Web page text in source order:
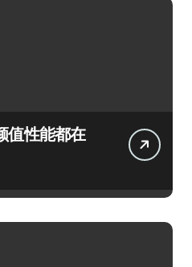
值性能都在